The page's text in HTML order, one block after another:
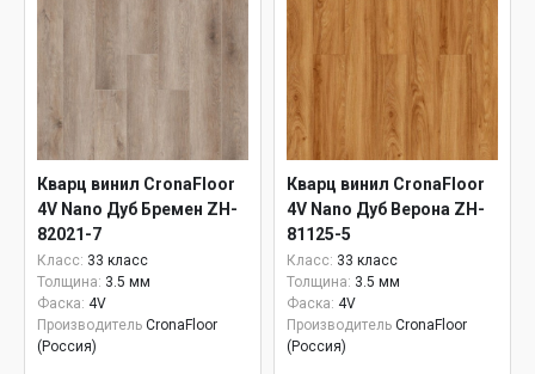
Кварц винил CronaFloor
4V Nano Дуб Бремен ZH-
82021-7
Класс: 33 класс
Толщина: 3.5 мм
Фаска: 4V
Производитель CronaFloor
(Россия)
Кварц винил CronaFloor
4V Nano Дуб Верона ZH-
81125-5
Класс: 33 класс
Толщина: 3.5 мм
Фаска: 4V
Производитель CronaFloor
(Россия)